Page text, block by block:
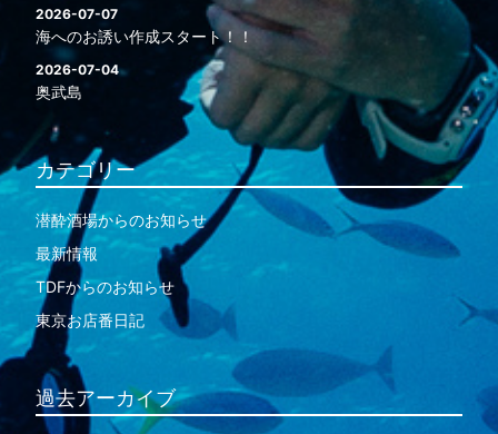
2026-07-07
海へのお誘い作成スタート！！
2026-07-04
奥武島
カテゴリー
潜酔酒場からのお知らせ
最新情報
TDFからのお知らせ
東京お店番日記
過去アーカイブ